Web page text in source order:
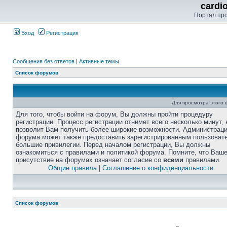
Портал
Вход Регистрация
Сообщения без ответов | Активные темы
Список форумов
Для просмотра
Для того, чтобы войти на форум, Вы должны пройти процедуру
регистрации. Процесс регистрации отнимет всего несколько минут,
позволит Вам получить более широкие возможности.
форума может также предоставить зарегистрированным
большие привилегии. Перед началом регистрации, Вы должны
ознакомиться с правилами и политикой форума. Помните, что Ваше
присутствие на форумах означает согласие со всеми правилами.
Общие правила| Соглашение о конфиденциальности
Список форумов